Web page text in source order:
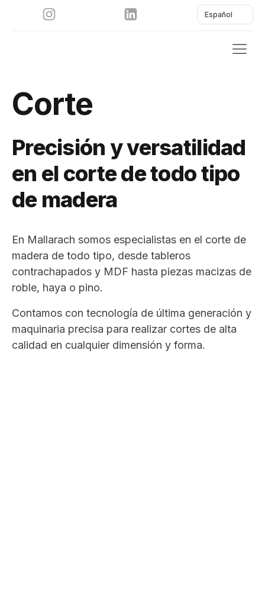
Español
Corte
Precisión y versatilidad
en el corte de todo tipo
de madera
En Mallarach somos especialistas en el corte de
madera de todo tipo, desde tableros
contrachapados y MDF hasta piezas macizas de
roble, haya o pino.
Contamos con tecnología de última generación y
maquinaria precisa para realizar cortes de alta
calidad en cualquier dimensión y forma.